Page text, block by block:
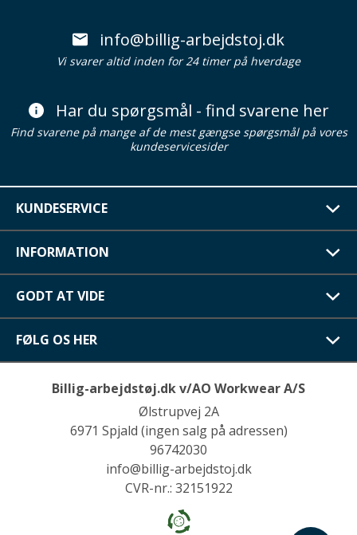
info@billig-arbejdstoj.dk
Vi svarer altid inden for 24 timer på hverdage
Har du spørgsmål - find svarene her
Find svarene på mange af de mest gængse spørgsmål på vores
kundeservicesider
KUNDESERVICE
INFORMATION
GODT AT VIDE
FØLG OS HER
Billig-arbejdstøj.dk v/AO Workwear A/S
Ølstrupvej 2A
6971 Spjald (ingen salg på adressen)
96742030
info@billig-arbejdstoj.dk
CVR-nr.: 32151922